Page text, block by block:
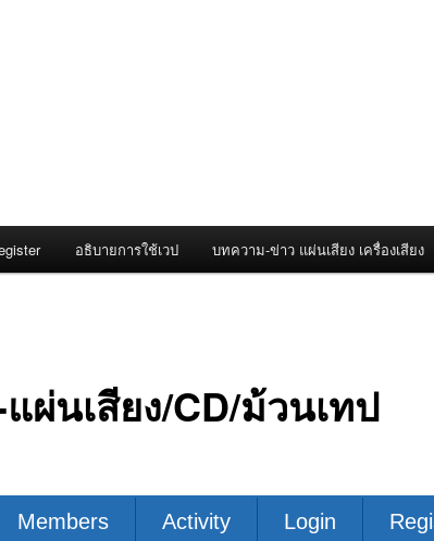
อธิบายการใช้เวป บทความ-ข่าว แผ่นเสียง เครื่องเสียง
ผ่นเสียง/CD/ม้วนเทป
Members Activity Login